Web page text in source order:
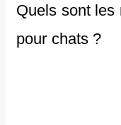
Quels sont les
pour chats ?